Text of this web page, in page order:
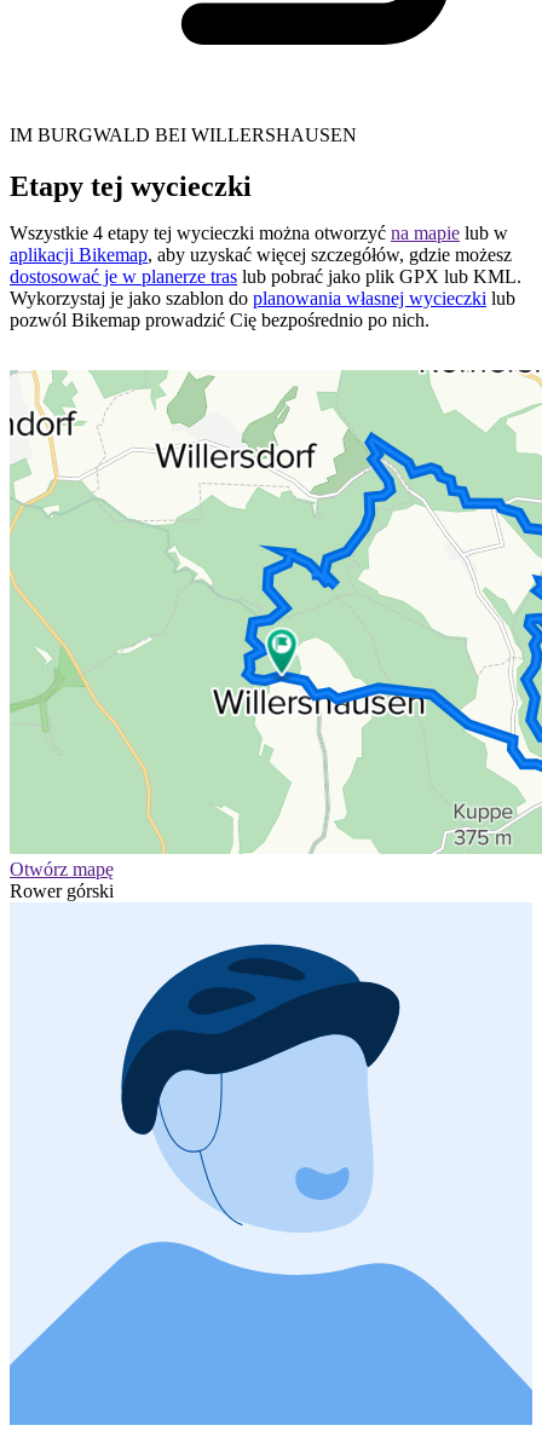
IM BURGWALD BEI WILLERSHAUSEN
Etapy tej wycieczki
Wszystkie 4 etapy tej wycieczki można otworzyć na mapie lub w
aplikacji Bikemap, aby uzyskać więcej szczegółów, gdzie możesz
dostosować je w planerze tras lub pobrać jako plik GPX lub KML.
Wykorzystaj je jako szablon do planowania własnej wycieczki lub
pozwól Bikemap prowadzić Cię bezpośrednio po nich.
Otwórz mapę
Rower górski